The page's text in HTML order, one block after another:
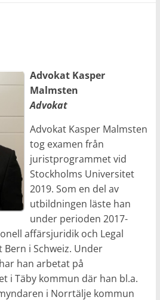
Advokat Kasper
Malmsten
Advokat
Advokat Kasper Malmsten
tog examen från
juristprogrammet vid
Stockholms Universitet
2019. Som en del av
utbildningen läste han
under perioden 2017-
affärsjuridik och Legal
i Schweiz. Under
han arbetat på
i Täby kommun där han bl.a.
i Norrtälje kommun